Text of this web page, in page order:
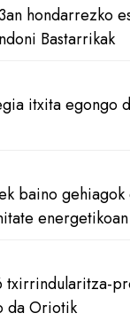
hondarrezko
Bastarrikak
itxita egongo
baino gehiagok
energetikoan
txirrindularitza-
da Oriotik